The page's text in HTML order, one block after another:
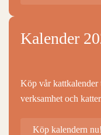
Kalender
Köp vår
verksamhet och
Köp kalendern nu!